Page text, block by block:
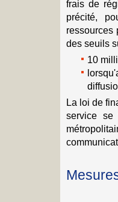
frais de
précité,
ressources
des seuils
10
La loi de
service se